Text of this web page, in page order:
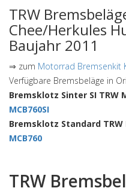
TRW
Chee/Herkules
Baujahr 2011
⇒ zum Motorrad Bremsenkit
Verfügbare Bremsbeläge in
Bremsklotz Sinter SI TRW
MCB760SI
Bremsklotz Standard TRW
MCB760
TRW